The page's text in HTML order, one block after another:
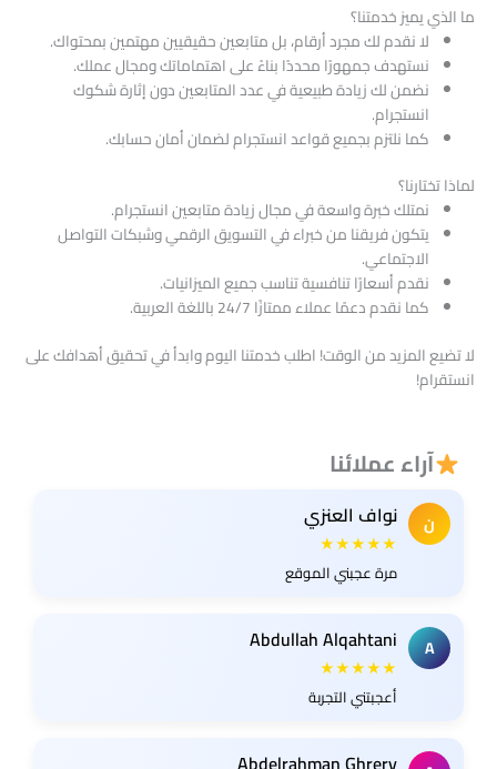
ما الذي يميز خدمتنا؟
لا نقدم لك مجرد أرقام، بل متابعين حقيقيين مهتمين بمحتواك.
نستهدف جمهورًا محددًا بناءً على اهتماماتك ومجال عملك.
نضمن لك زيادة طبيعية في عدد المتابعين دون إثارة شكوك
انستجرام.
كما نلتزم بجميع قواعد انستجرام لضمان أمان حسابك.
لماذا تختارنا؟
نمتلك خبرة واسعة في مجال زيادة متابعين انستجرام.
يتكون فريقنا من خبراء في التسويق الرقمي وشبكات التواصل
الاجتماعي.
نقدم أسعارًا تنافسية تناسب جميع الميزانيات.
كما نقدم دعمًا عملاء ممتازًا 24/7 باللغة العربية.
لا تضيع المزيد من الوقت! اطلب خدمتنا اليوم وابدأ في تحقيق أهدافك على
انستقرام!
آراء عملائنا
ن نواف العنزي
★★★★★
مرة عجبني الموقع
A
Abdullah Alqahtani
★★★★★
أعجبتني التجربة